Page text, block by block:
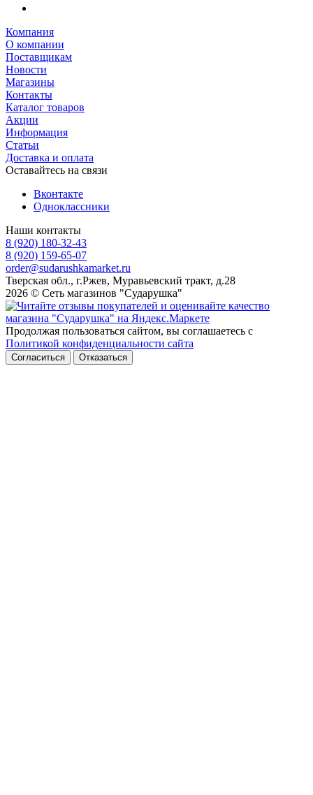
Компания
О компании
Поставщикам
Новости
Магазины
Контакты
Каталог товаров
Акции
Информация
Статьи
Доставка и оплата
Оставайтесь на связи
Вконтакте
Одноклассники
Наши контакты
8 (920) 180-32-43
8 (920) 159-65-07
order@sudarushkamarket.ru
Тверская обл., г.Ржев, Муравьевский тракт, д.28
2026 © Сеть магазинов "Сударушка"
Продолжая пользоваться сайтом, вы соглашаетесь с
Политикой конфиденциальности сайта
Согласиться Отказаться